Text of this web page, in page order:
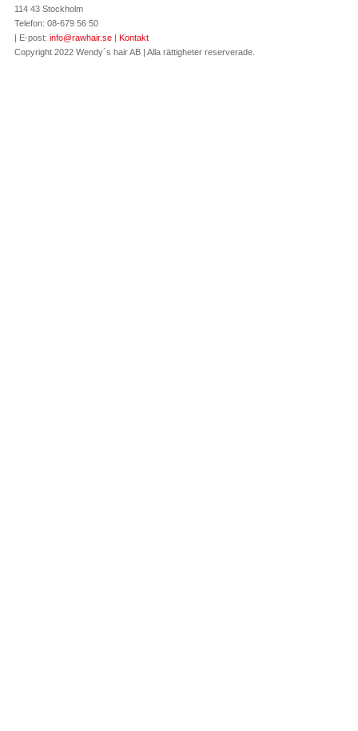
114 43 Stockholm
Telefon: 08-679 56 50
| E-post: info@rawhair.se | Kontakt
Copyright 2022 Wendy´s hair AB | Alla rättigheter reserverade.